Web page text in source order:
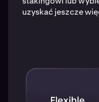
uzyskać jeszcze